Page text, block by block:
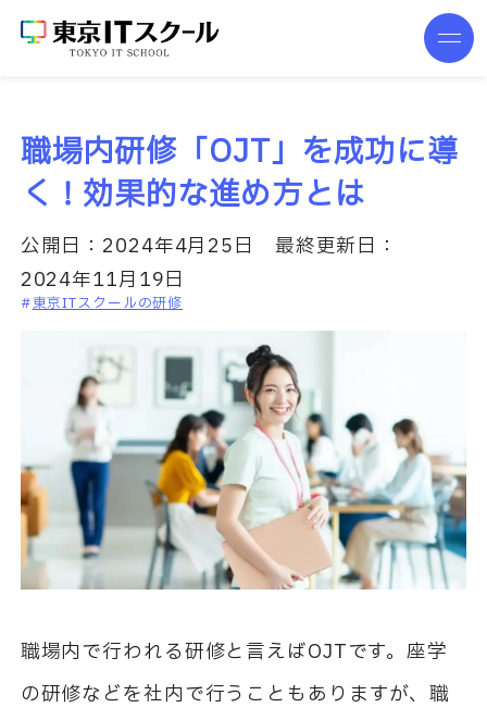
職場内研修「OJT」を成功に導
く！効果的な進め方とは
公開日： 2024年4月25日
最終更新日：
2024年11月19日
東京ITスクールの研修
職場内で行われる研修と言えばOJTです。座学
の研修などを社内で行うこともありますが、職